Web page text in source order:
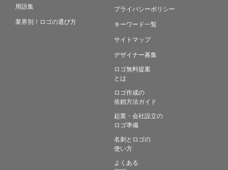
用語集
業界別！ロゴの選び方
プライバシーポリシー
キーワード一覧
サイトマップ
デザイナー募集
ロゴ無料提案
とは
ロゴ作成の
依頼方法ガイド
起業・会社設立の
ロゴ準備
名刺とロゴの
使い方
よくある